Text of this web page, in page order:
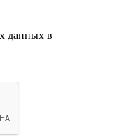
данных в